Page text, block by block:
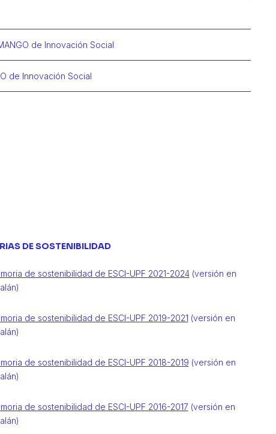
de Innovación Social
de Silvia
de Innovación Social
de Xavier
DE SOSTENIBILIDAD
de sostenibilidad de ESCI-UPF 2021-2024(versión en
de sostenibilidad de ESCI-UPF 2019-2021 (versión en
de sostenibilidad de ESCI-UPF 2018-2019 (versión en
de sostenibilidad de ESCI-UPF 2016-2017 (versión en